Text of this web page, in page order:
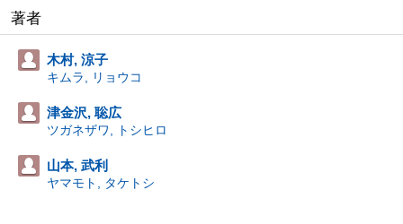
著者
木村, 涼子
キムラ, リョウコ
津金沢, 聡広
ツガネザワ, トシヒロ
山本, 武利
ヤマモト, タケトシ